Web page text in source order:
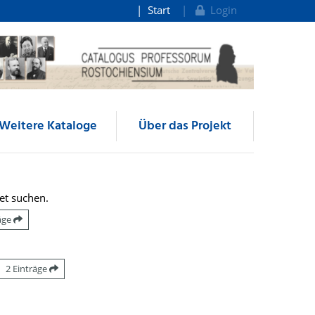
Start Login
Kataloge Über das Projekt
suchen.
2 Einträge